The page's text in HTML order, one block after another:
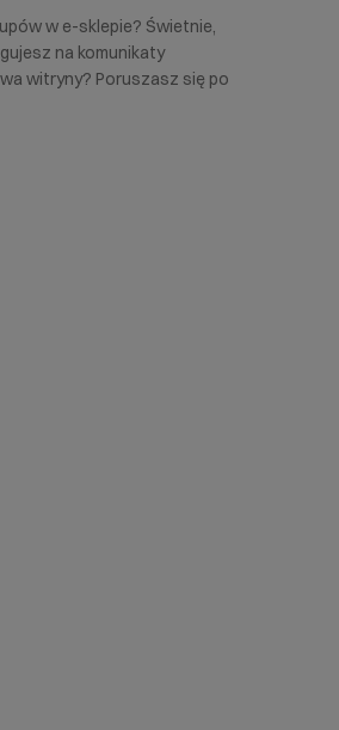
w e-sklepie? Świetnie,
na komunikaty
witryny? Poruszasz się po